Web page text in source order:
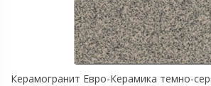
Керамогранит Евро-Керамика темно-